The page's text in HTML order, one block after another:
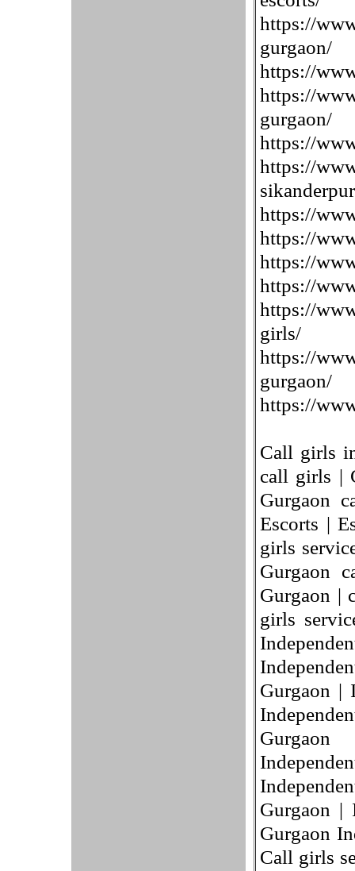
https://
gurgaon/
https://
https://
gurgaon/
https://
https://
https://
https://
https://
https://
https://
girls/
https://
gurgaon/
https://
Call girls
call girls |
Gurgaon
Escorts |
girls
Gurgaon
Gurgaon |
girls
Gurgaon |
Gurgaon |
Gurgaon
Call girls